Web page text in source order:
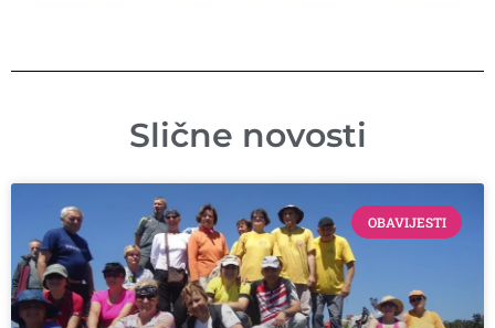
Slične novosti
OBAVIJESTI